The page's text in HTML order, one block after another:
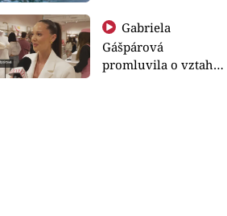
Gabriela
Gášpárová
promluvila o vztahu